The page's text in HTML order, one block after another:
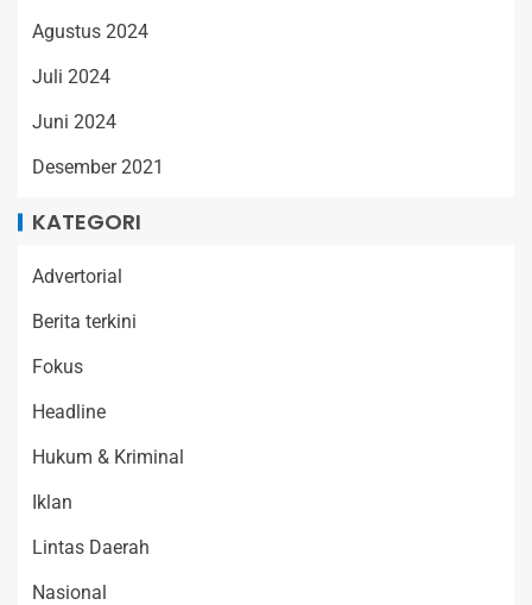
Agustus 2024
Juli 2024
Juni 2024
Desember 2021
KATEGORI
Advertorial
Berita terkini
Fokus
Headline
Hukum & Kriminal
Iklan
Lintas Daerah
Nasional